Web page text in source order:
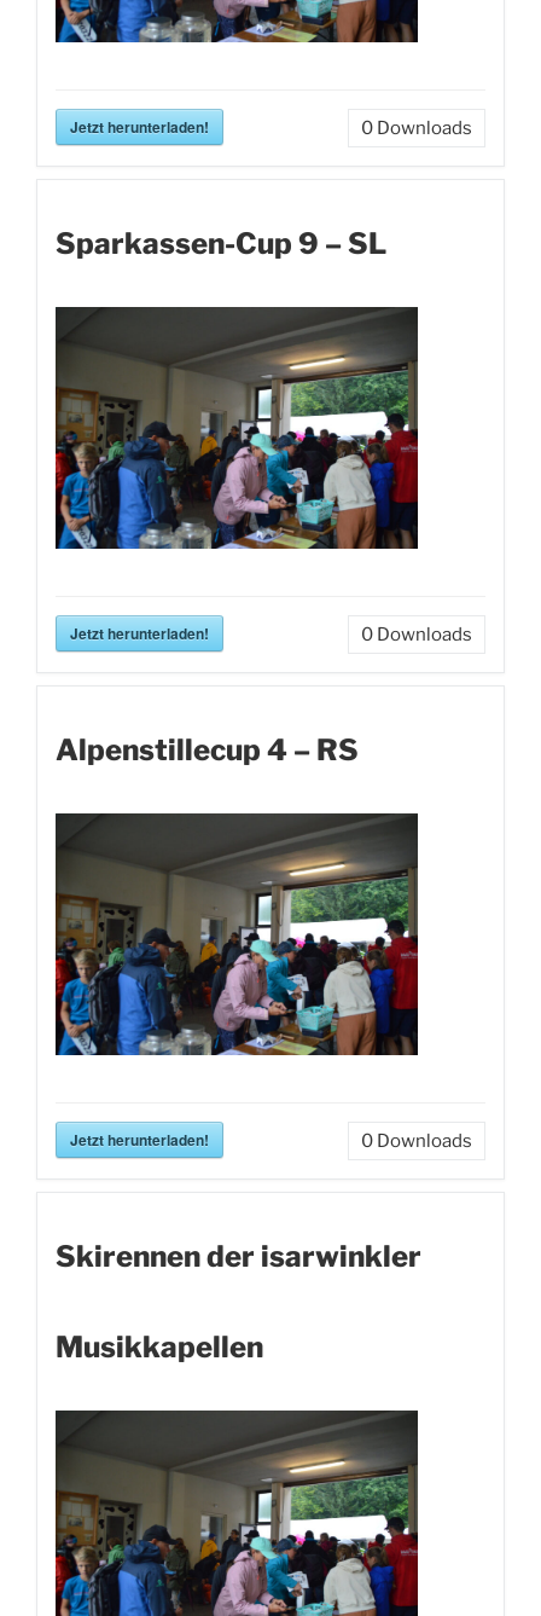
Jetzt herunterladen! 0 Downloads
Sparkassen-Cup 9 – SL
Jetzt herunterladen! 0 Downloads
Alpenstillecup 4 – RS
Jetzt herunterladen! 0 Downloads
Skirennen der isarwinkler
Musikkapellen